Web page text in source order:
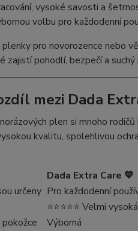
vysoké savosti a
volbu pro každodenní
pro novorozence nebo
zajistí pohodlí, bezpečí a
mezi Dada
plen si mnoho
kvalitu, spolehlivou
Dada Extra Care 💙
určeny Pro každodenní
⭐⭐⭐⭐⭐ Velmi vysoká
Výborná